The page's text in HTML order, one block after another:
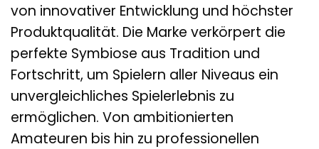
von innovativer Entwicklung und höchster
Produktqualität. Die Marke verkörpert die
perfekte Symbiose aus Tradition und
Fortschritt, um Spielern aller Niveaus ein
unvergleichliches Spielerlebnis zu
ermöglichen. Von ambitionierten
Amateuren bis hin zu professionellen